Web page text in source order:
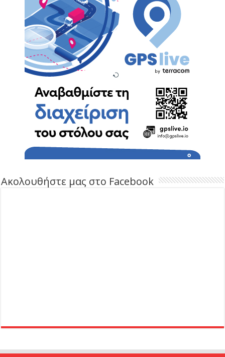
Ακολουθήστε μας στο Facebook